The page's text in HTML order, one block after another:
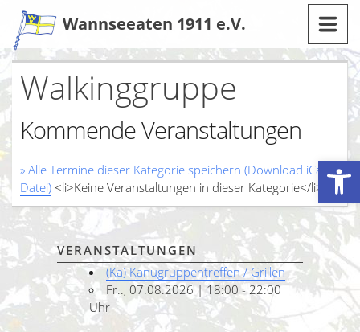
Werkzeugleiste öffnen
Zum
Inhalt
Wannseeaten 1911 e.V.
Walkinggruppe
Kommende Veranstaltungen
» Alle Termine dieser Kategorie speichern (Download iCal-
Datei) <li>Keine Veranstaltungen in dieser Kategorie</li>
VERANSTALTUNGEN
(Ka) Kanugruppentreffen / Grillen
Fr.., 07.08.2026 | 18:00 - 22:00
Uhr